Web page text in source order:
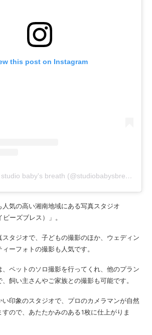
this post on Instagram
A post shared by studio baby's breath (@studiobabysbreath)
気の高い湘南地域にある写真スタジオ
ーズブレス）」。
タジオで、子どもの撮影のほか、ウェディン
ーフォトの撮影も人気です。
ペットのソロ撮影を行ってくれ、他のプラン
飼い主さんやご家族との撮影も可能です。
印象のスタジオで、プロのカメラマンが自然
ので、あたたかみのある1枚に仕上がりま